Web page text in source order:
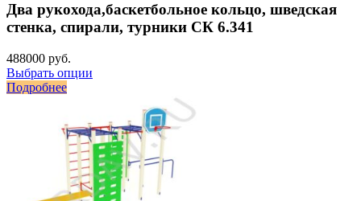
Два рукохода,баскетбольное кольцо, шведская
стенка, спирали, турники СК 6.341
488000 руб.
Выбрать опции
Подробнее